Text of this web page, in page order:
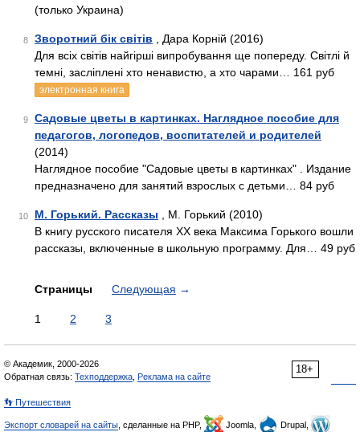
(только Украина)
8 Зворотний бік світів , Дара Корній (2016)
Для всіх світів найгірші випробування ще попереду. Світлі й
темні, засліплені хто ненавистю, а хто чарами… 161 руб
электронная книга
9
Садовые цветы в картинках. Наглядное пособие для
педагогов, логопедов, воспитателей и родителей
(2014)
Наглядное пособие "Садовые цветы в картинках" . Издание
предназначено для занятий взрослых с детьми… 84 руб
10 М. Горький. Рассказы , М. Горький (2010)
В книгу русского писателя XX века Максима Горького вошли
рассказы, включенные в школьную программу. Для… 49 руб
Страницы Следующая →
1 2 3
18+
© Академик, 2000-2026
Обратная связь: Техподдержка Реклама на сайте
👣 Путешествия
Экспорт словарей на сайты , сделанные на PHP, Joomla,
Drupal,